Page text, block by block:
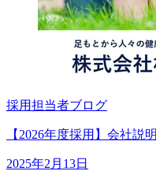
採用担当者ブログ
【2026年度採用】会社説
2025年2月13日